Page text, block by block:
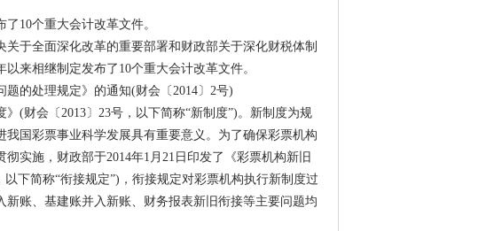
10个重大会计改革文件。
于全面深化改革的重要部署和财政部关于深化财税体制
来相继制定发布了10个重大会计改革文件。
的处理规定》的通知(财会〔2014〕2号)
(财会〔2013〕23号，以下简称“新制度”)。新制度为规
国彩票事业科学发展具有重要意义。为了确保彩票机构
实施，财政部于2014年1月21日印发了《彩票机构新旧
下简称“衔接规定”)，衔接规定对彩票机构执行新制度过
账、基建账并入新账、财务报表新旧衔接等主要问题均